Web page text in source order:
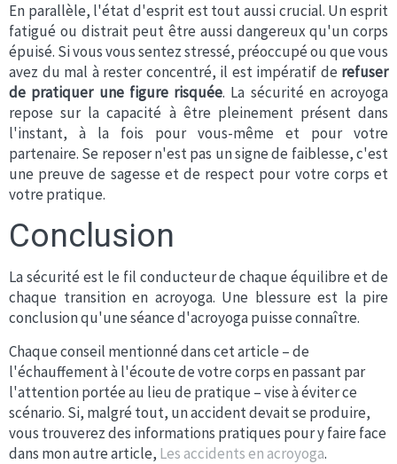
En parallèle, l'état d'esprit est tout aussi crucial. Un esprit
fatigué ou distrait peut être aussi dangereux qu'un corps
épuisé. Si vous vous sentez stressé, préoccupé ou que vous
avez du mal à rester concentré, il est impératif de refuser
de pratiquer une figure risquée. La sécurité en acroyoga
repose sur la capacité à être pleinement présent dans
l'instant, à la fois pour vous-même et pour votre
partenaire. Se reposer n'est pas un signe de faiblesse, c'est
une preuve de sagesse et de respect pour votre corps et
votre pratique.
Conclusion
La sécurité est le fil conducteur de chaque équilibre et de
chaque transition en acroyoga. Une blessure est la pire
conclusion qu'une séance d'acroyoga puisse connaître.
Chaque conseil mentionné dans cet article – de
l'échauffement à l'écoute de votre corps en passant par
l'attention portée au lieu de pratique – vise à éviter ce
scénario. Si, malgré tout, un accident devait se produire,
vous trouverez des informations pratiques pour y faire face
dans mon autre article, Les accidents en acroyoga.